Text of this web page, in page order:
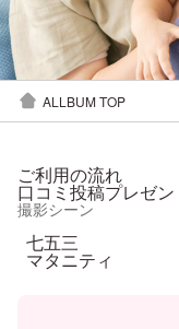
ALLBUM TOP
ご利用の流れ
口コミ投稿プレゼ
撮影シーン
七五三
マタニティ